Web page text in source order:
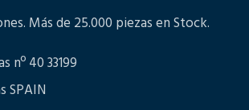
Más de 25.000 piezas en Stock.
nº 40 33199
SPAIN